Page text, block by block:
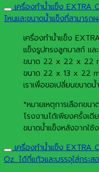
เครื่องทำน้ำแข็ง EXTRA
ไหนและขนาดน้ำแข็งที่สามารถ
เครื่องทำน้ำแข็ง
แข็งรูปทรงลูกบาสก์ แล
ขนาด 22 x 22 x 22
ขนาด 22 x 13 x 22
เราเพื่อขอเปลี่ยนขนาดน้
*หมายเหตุการเลือกขนา
โรงงานได้เพียงครั้งเ
ขนาดน้ำแข็งหลังจากใช้
เครื่องทำน้ำแข็ง EXTRA
Oz. ได้กี่แก้วและบรรจุใส่กระ